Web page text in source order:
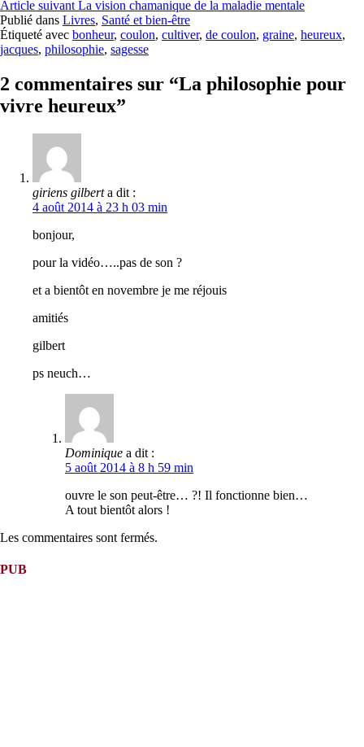
la
suite
Article suivant La vision chamanique de la maladie mentale
Publié dans Livres, Santé et bien-être
Étiqueté avec bonheur, coulon, cultiver, de coulon, graine, heureux,
jacques, philosophie, sagesse
2 commentaires sur “La philosophie pour
vivre heureux”
giriens gilbert a dit :
4 août 2014 à 23 h 03 min
bonjour,
pour la vidéo…..pas de son ?
et a bientôt en novembre je me réjouis
amitiés
gilbert
ps neuch…
Dominique a dit :
5 août 2014 à 8 h 59 min
ouvre le son peut-être… ?! Il fonctionne bien…
A tout bientôt alors !
Les commentaires sont fermés.
PUB